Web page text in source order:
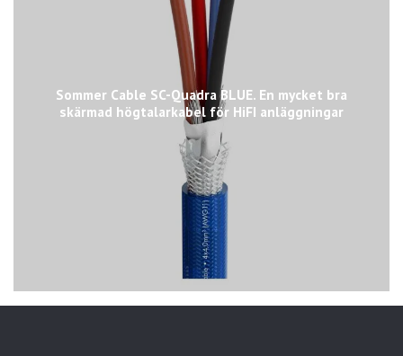
Sommer Cable SC-Quadra BLUE. En mycket bra
skärmad högtalarkabel för HiFI anläggningar